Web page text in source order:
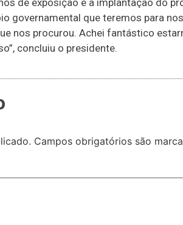
de exposição e a implantação do
governamental que teremos para
nos procurou. Achei fantástico
concluiu o presidente.
Campos obrigatórios são